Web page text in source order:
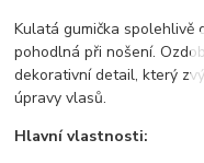
Kulatá gumička spolehlivě
pohodlná při nošení.
dekorativní detail, který
úpravy vlasů.
Hlavní vlastnosti: